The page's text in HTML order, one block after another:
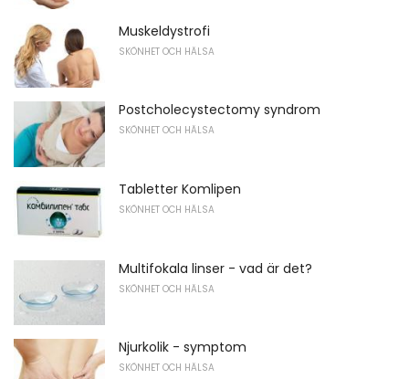
Muskeldystrofi
SKÖNHET OCH HÄLSA
Postcholecystectomy syndrom
SKÖNHET OCH HÄLSA
Tabletter Komlipen
SKÖNHET OCH HÄLSA
Multifokala linser - vad är det?
SKÖNHET OCH HÄLSA
Njurkolik - symptom
SKÖNHET OCH HÄLSA